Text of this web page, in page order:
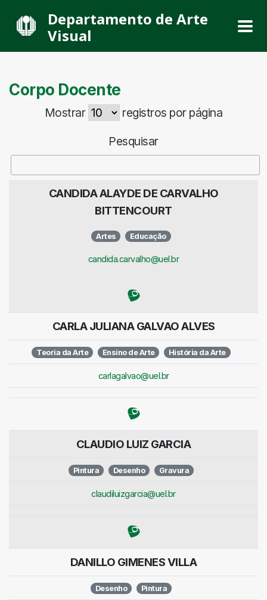
Departamento de Arte
Visual
Corpo Docente
Mostrar
registros por página
Pesquisar
CANDIDA ALAYDE DE CARVALHO
BITTENCOURT
Artes Educação
candida.carvalho@uel.br
CARLA JULIANA GALVAO ALVES
Teoria da Arte Ensino de Arte História da Arte
carlagalvao@uel.br
CLAUDIO LUIZ GARCIA
Pintura Desenho Gravura
claudiluizgarcia@uel.br
DANILLO GIMENES VILLA
Desenho Pintura